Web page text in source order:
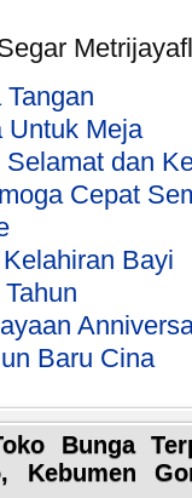
Untuk Meja
dan
Cepat
Bayi
Baru Cina
Bunga
Kebumen